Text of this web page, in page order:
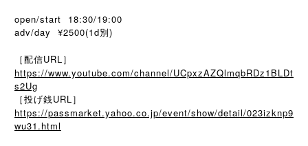
open/start 18:30/19:00
adv/day ¥2500(1d別)
［配信URL］
https://www.youtube.com/channel/UCpxzAZQlmqbRDz1BLDt
s2Ug
［投げ銭URL］
https://passmarket.yahoo.co.jp/event/show/detail/023izknp9
wu31.html